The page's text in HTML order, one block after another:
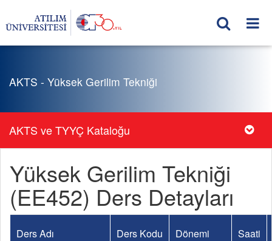
AKTS - Yüksek Gerilim Tekniği
AKTS ve TYYÇ Kataloğu
Yüksek Gerilim Tekniği
(EE452) Ders Detayları
Ders Adı Ders Kodu Dönemi Saati